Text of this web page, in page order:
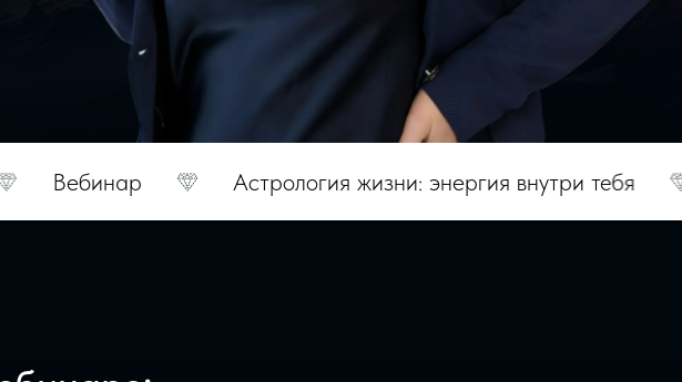
Астрология жизни: энергия внутри тебя